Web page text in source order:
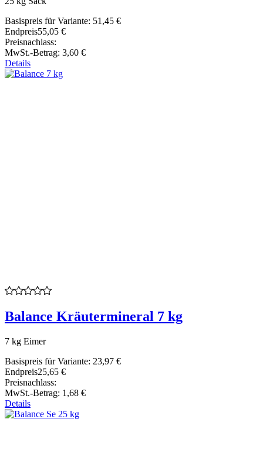
Basispreis für Variante: 51,45 €
Endpreis55,05 €
Preisnachlass:
MwSt.-Betrag: 3,60 €
Details
Balance Kräutermineral 7 kg
7 kg Eimer
Basispreis für Variante: 23,97 €
Endpreis25,65 €
Preisnachlass:
MwSt.-Betrag: 1,68 €
Details